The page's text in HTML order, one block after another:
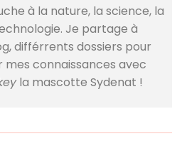
à la nature, la science, la
Je partage à
différrents dossiers pour
connaissances avec
la mascotte Sydenat !